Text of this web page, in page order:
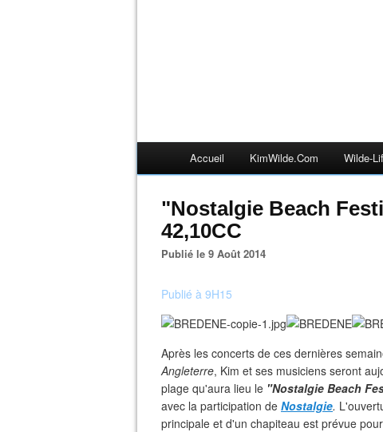
Accueil KimWilde.com Wilde-
"Nostalgie Beach
42,10CC
Publié le 9 Août 2014
Publié à 9H15
Après les concerts de ces dernières
Angleterre, Kim et ses musiciens seront
plage qu'aura lieu le "Nostalgie Beach
avec la participation de Nostalgie.
principale et d'un chapiteau est prévue